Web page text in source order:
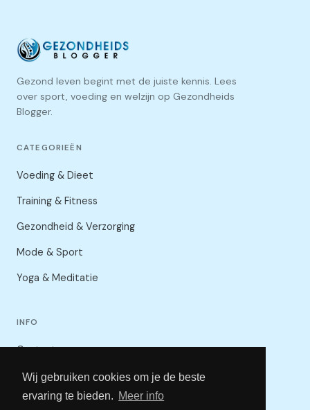
Wij gebruiken cookies om je de beste
ervaring te bieden. Meer info
Gezond leven begint met de juiste kennis. Lees
over sport, voeding en welzijn op Gezondheids
Blogger.
CATEGORIEËN
Voeding & Dieet
Training & Fitness
Gezondheid & Verzorging
Mode & Sport
Yoga & Meditatie
INFO
Contact
Privacybeleid
Voorwaarden